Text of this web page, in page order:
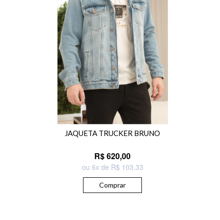
JAQUETA TRUCKER BRUNO
R$ 620,00
ou 6x de R$ 103,33
Comprar